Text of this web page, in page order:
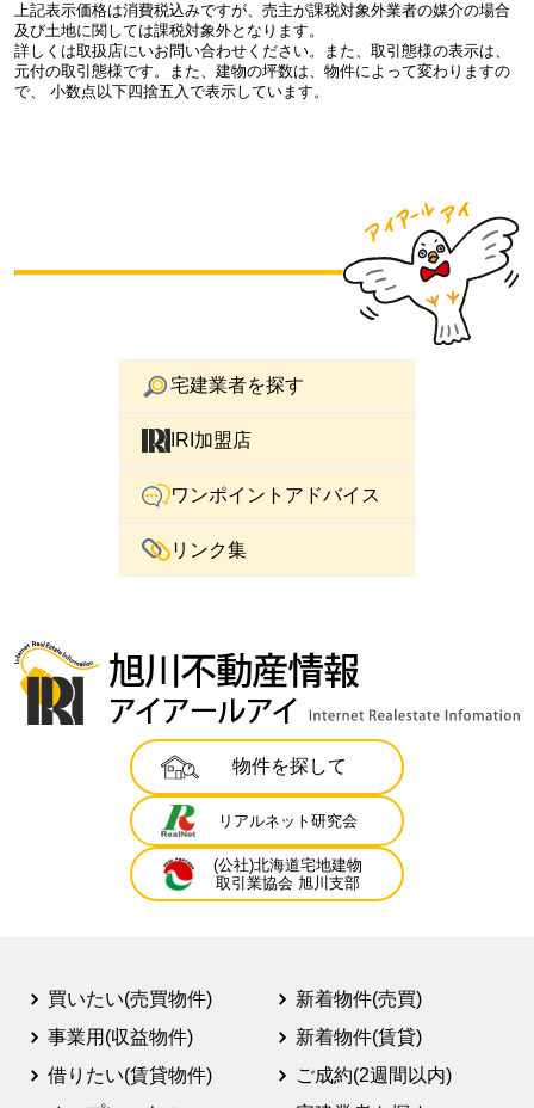
上記表示価格は消費税込みですが、売主が課税対象外業者の媒介の場合
及び土地に関しては課税対象外となります。
詳しくは取扱店にいお問い合わせください。また、取引態様の表示は、
元付の取引態様です。また、建物の坪数は、物件によって変わりますの
で、 小数点以下四捨五入で表示しています。
宅建業者を探す
IRI加盟店
ワンポイントアドバイス
リンク集
物件を探して
リアルネット研究会
(公社)北海道宅地建物
取引業協会 旭川支部
買いたい(売買物件)
事業用(収益物件)
借りたい(賃貸物件)
新着物件(売買)
新着物件(賃貸)
ご成約(2週間以内)